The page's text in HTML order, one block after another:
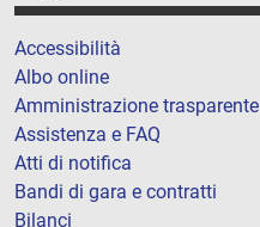
Accessibilità
Albo online
Amministrazione trasparente
Assistenza e FAQ
Atti di notifica
Bandi di gara e contratti
Bilanci